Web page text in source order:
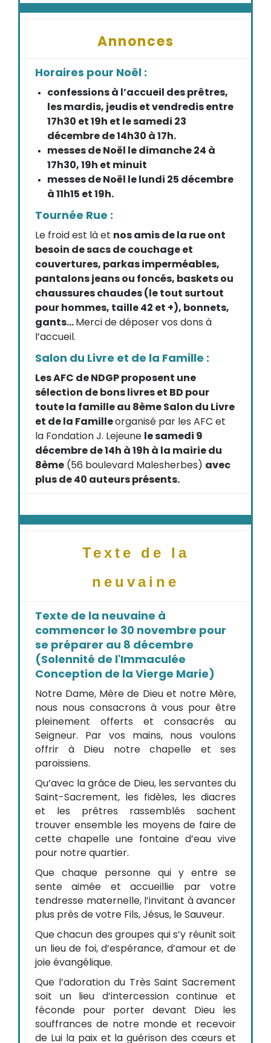
Annonces
Horaires pour Noël :
confessions à l’accueil des prêtres,
les mardis, jeudis et vendredis entre
17h30 et 19h et le samedi 23
décembre de 14h30 à 17h.
messes de Noël le dimanche 24 à
17h30, 19h et minuit
messes de Noël le lundi 25 décembre
à 11h15 et 19h.
Tournée Rue :
Le froid est là et nos amis de la rue ont
besoin de sacs de couchage et
couvertures, parkas imperméables,
pantalons jeans ou foncés, baskets ou
chaussures chaudes (le tout surtout
pour hommes, taille 42 et +), bonnets,
gants…Merci de déposer vos dons à
l’accueil.
Salon du Livre et de la Famille :
Les AFC de NDGP proposent une
sélection de bons livres et BD pour
toute la famille au 8ème Salon du Livre
et de la Familleorganisé par les AFC et
la Fondation J. Lejeune le samedi 9
décembre de 14h à 19h à la mairie du
8ème (56 boulevard Malesherbes) avec
plus de 40 auteurs présents.
Texte de la
neuvaine
Texte de la neuvaine à
commencer le 30 novembre pour
se préparer au 8 décembre
(Solennité de l'Immaculée
Conception de la Vierge Marie)
Notre Dame, Mère de Dieu et notre Mère,
nous nous consacrons à vous pour être
pleinement offerts et consacrés au
Seigneur. Par vos mains, nous voulons
offrir à Dieu notre chapelle et ses
paroissiens.
Qu’avec la grâce de Dieu, les servantes du
Saint-Sacrement, les fidèles, les diacres
et les prêtres rassemblés sachent
trouver ensemble les moyens de faire de
cette chapelle une fontaine d’eau vive
pour notre quartier.
Que chaque personne qui y entre se
sente aimée et accueillie par votre
tendresse maternelle, l’invitant à avancer
plus près de votre Fils, Jésus, le Sauveur.
Que chacun des groupes qui s’y réunit soit
un lieu de foi, d’espérance, d’amour et de
joie évangélique.
Que l’adoration du Très Saint Sacrement
soit un lieu d’intercession continue et
féconde pour porter devant Dieu les
souffrances de notre monde et recevoir
de Lui la paix et la guérison des cœurs et